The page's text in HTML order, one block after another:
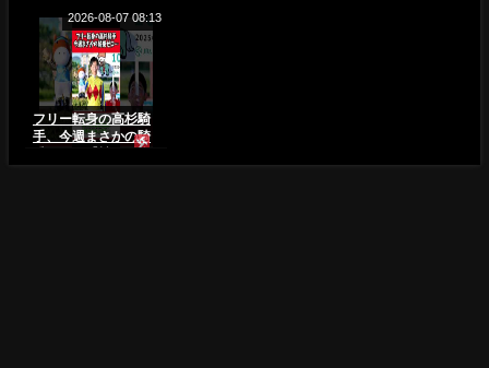
フリー転身の高杉騎
手、今週まさかの騎
2026-08-07 08:13